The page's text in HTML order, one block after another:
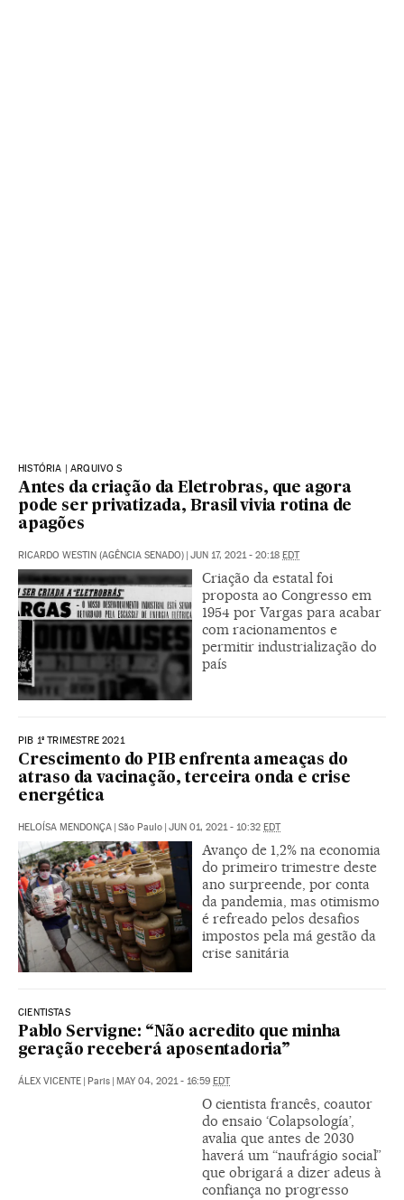
HISTÓRIA | ARQUIVO S
Antes da criação da Eletrobras, que agora
pode ser privatizada, Brasil vivia rotina de
apagões
RICARDO WESTIN (AGÊNCIA SENADO) JUN 17, 2021 - 20:18 EDT
Criação da estatal foi
proposta ao Congresso em
1954 por Vargas para acabar
com racionamentos e
permitir industrialização do
país
PIB 1º TRIMESTRE 2021
Crescimento do PIB enfrenta ameaças do
atraso da vacinação, terceira onda e crise
energética
HELOÍSA MENDONÇA São Paulo JUN 01, 2021 - 10:32 EDT
Avanço de 1,2% na economia
do primeiro trimestre deste
ano surpreende, por conta
da pandemia, mas otimismo
é refreado pelos desafios
impostos pela má gestão da
crise sanitária
CIENTISTAS
Pablo Servigne: “Não acredito que minha
geração receberá aposentadoria”
ÁLEX VICENTE | Paris | MAY 04, 2021 - 16:59 EDT
O cientista francês, coautor
do ensaio ‘Colapsología’,
avalia que antes de 2030
haverá um “naufrágio social”
que obrigará a dizer adeus à
confiança no progresso